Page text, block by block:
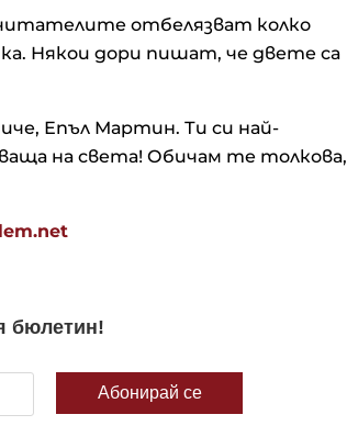
отбелязват колко
Някои дори пишат, че двете са
Епъл Мартин. Ти си най-
на света! Обичам те толкова,